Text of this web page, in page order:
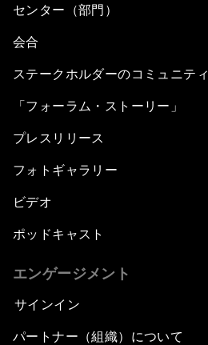
センター（部門）
会合
ステークホルダーのコミュニティ
「フォーラム・ストーリー」
プレスリリース
フォトギャラリー
ビデオ
ポッドキャスト
エンゲージメント
サインイン
パートナー（組織）について